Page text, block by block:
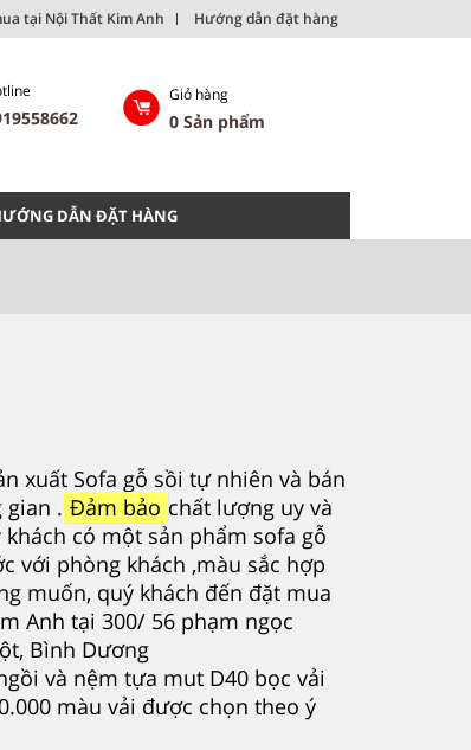
tại Nội Thất Kim Anh Hướng dẫn đặt hàng
Giỏ hàng
0Sản phẩm
DẪN ĐẶT HÀNG
xuất Sofa gỗ sồi tự nhiên và bán
gian . Đảm bảo chất lượng uy và
có một sản phẩm sofa gỗ
với phòng khách ,màu sắc hợp
muốn, quý khách đến đặt mua
Anh tại 300/ 56 phạm ngọc
Bình Dương
và nệm tựa mut D40 bọc vải
màu vải được chọn theo ý